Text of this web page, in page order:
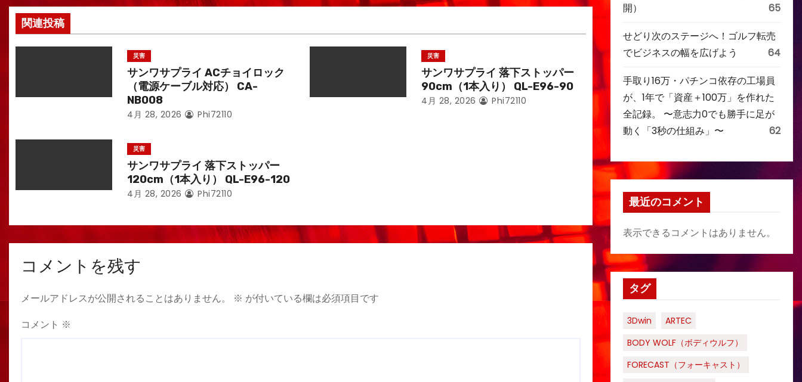
ョ
ン
関連投稿
災害
サンワサプライ ACチョイロック
（電源ケーブル対応） CA-
NB008
4月 28, 2026 Phi72110
災害
サンワサプライ 落下ストッパー
90cm（1本入り） QL-E96-90
4月 28, 2026 Phi72110
災害
サンワサプライ 落下ストッパー
120cm（1本入り） QL-E96-120
4月 28, 2026 Phi72110
コメントを残す
メールアドレスが公開されることはありません。 ※ が付いている欄は必須項目です
コメント ※
開）
65
せどり次のステージへ！ゴルフ転売
でビジネスの幅を広げよう
64
手取り16万・パチンコ依存の工場員
が、1年で「資産＋100万」を作れた
全記録。 〜意志力0でも勝手に足が
動く「3秒の仕組み」〜
62
最近のコメント
表示できるコメントはありません。
タグ
3Dwin
ARTEC
BODY WOLF（ボディウルフ）
FORECAST（フォーキャスト）